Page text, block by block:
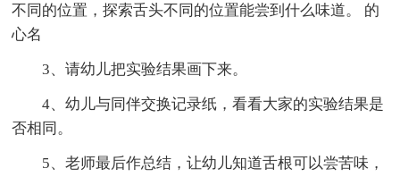
不同的位置，探索舌头不同的位置能尝到什么味道。 的
心名
3、请幼儿把实验结果画下来。
4、幼儿与同伴交换记录纸，看看大家的实验结果是
否相同。
5、老师最后作总结，让幼儿知道舌根可以尝苦味，